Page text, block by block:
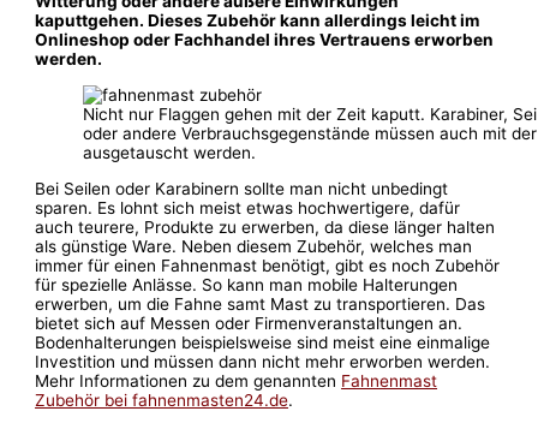
kaputtgehen. Dieses Zubehör kann allerdings leicht im
Onlineshop oder Fachhandel ihres Vertrauens erworben
werden.
Nicht nur Flaggen gehen mit der Zeit kaputt. Karabiner,
oder andere Verbrauchsgegenstände müssen auch mit
ausgetauscht werden.
Bei Seilen oder Karabinern sollte man nicht unbedingt
sparen. Es lohnt sich meist etwas hochwertigere, dafür
auch teurere, Produkte zu erwerben, da diese länger halten
als günstige Ware. Neben diesem Zubehör, welches man
immer für einen Fahnenmast benötigt, gibt es noch Zubehör
für spezielle Anlässe. So kann man mobile Halterungen
erwerben, um die Fahne samt Mast zu transportieren. Das
bietet sich auf Messen oder Firmenveranstaltungen an.
Bodenhalterungen beispielsweise sind meist eine einmalige
Investition und müssen dann nicht mehr erworben werden.
Mehr Informationen zu dem genannten Fahnenmast
Zubehör bei fahnenmasten24.de.